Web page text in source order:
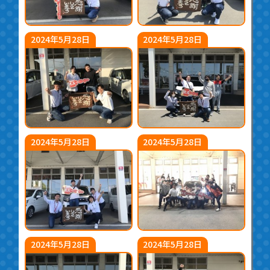
2024年5月28日 2024年5月28日
2024年5月28日 2024年5月28日
2024年5月28日 2024年5月28日